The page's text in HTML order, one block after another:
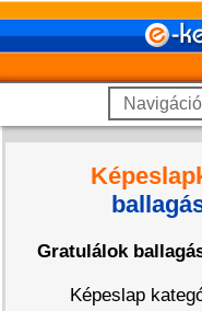
Gratulálok
Képeslap